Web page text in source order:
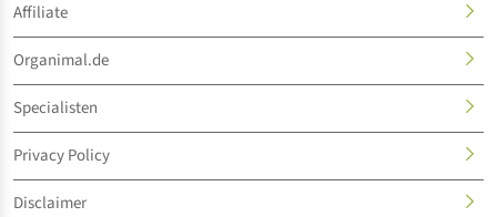
Affiliate
Organimal.de
Specialisten
Privacy Policy
Disclaimer